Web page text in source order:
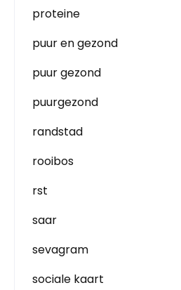
proteine
puur en gezond
puur gezond
puurgezond
randstad
rooibos
rst
saar
sevagram
sociale kaart